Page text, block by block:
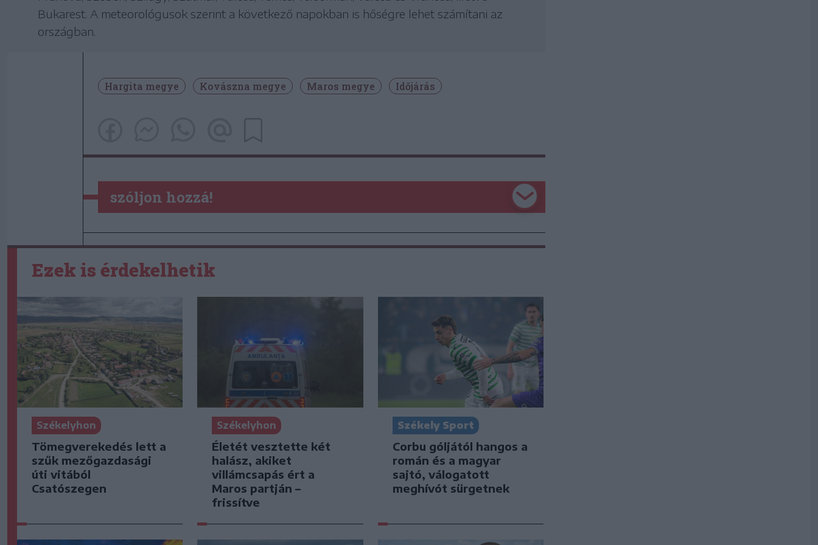
Bukarest. A meteorológusok szerint a következő napokban is hőségre lehet számítani az
országban.
Hargita megye Kovászna megye Maros megye Időjárás
szóljon hozzá!
Ezek is érdekelhetik
Székelyhon
Tömegverekedés lett a
szűk mezőgazdasági
úti vitából
Csatószegen
Székelyhon
Életét vesztette két
halász, akiket
villámcsapás ért a
Maros partján –
frissítve
Székely Sport
Corbu góljától hangos a
román és a magyar
sajtó, válogatott
meghívót sürgetnek